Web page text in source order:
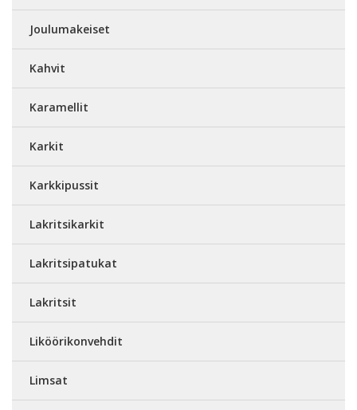
Joulumakeiset
Kahvit
Karamellit
Karkit
Karkkipussit
Lakritsikarkit
Lakritsipatukat
Lakritsit
Liköörikonvehdit
Limsat